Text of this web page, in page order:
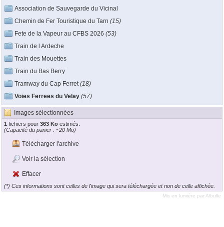
Association de Sauvegarde du Vicinal
Chemin de Fer Touristique du Tarn (15)
Fete de la Vapeur au CFBS 2026 (53)
Train de l Ardeche
Train des Mouettes
Train du Bas Berry
Tramway du Cap Ferret (18)
Voies Ferrees du Velay (57)
Images sélectionnées
1 fichiers pour 363 Ko estimés.
(Capacité du panier : ~20 Mo)
Télécharger l'archive
Voir la sélection
Effacer
(*) Ces informations sont celles de l'image qui sera téléchargée et non de celle affichée.
Mis en lumière par Albulle